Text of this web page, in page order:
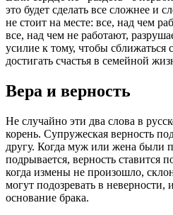
это будет сделать все сложнее и
не стоит на месте: все, над чем
все, над чем не работают,
усилие к тому, чтобы сближаться
достигать счастья в семейной
Вера и верность
Не случайно эти два слова в
корень. Супружеская верность
другу. Когда муж или жена были
подрывается, верность ставится
когда измены не произошло,
могут подозревать в неверности,
основание брака.